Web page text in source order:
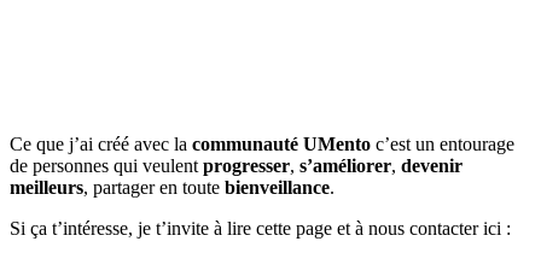
Ce que j’ai créé avec la communauté UMento c’est un entourage
de personnes qui veulent progresser, s’améliorer, devenir
meilleurs, partager en toute bienveillance.
Si ça t’intéresse, je t’invite à lire cette page et à nous contacter ici :